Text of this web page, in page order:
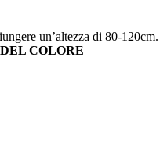
un’altezza di 80-120cm.
COLORE